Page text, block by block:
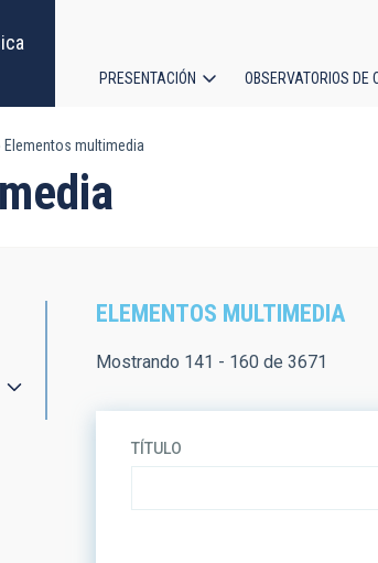
principal
PRESENTACIÓN OBSERVATORIOS DE
Elementos multimedia
ELEMENTOS MULTIMEDIA
Mostrando 141 - 160 de 3671
TÍTULO